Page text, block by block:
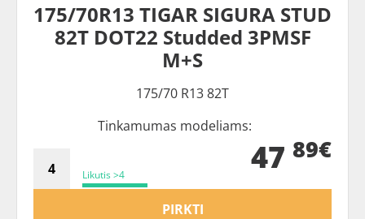
175/70R13 TIGAR SIGURA STUD
82T DOT22 Studded 3PMSF
M+S
175/70 R13 82T
Tinkamumas modeliams:
Likutis >4 47 89€
PIRKTI